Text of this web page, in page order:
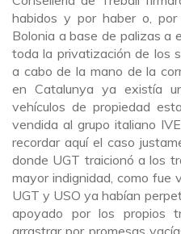
habidos y por haber o, por
Bolonia a base de palizas a
toda la privatización de los
a cabo de la mano de la
en Catalunya ya existía
vehículos de propiedad
vendida al grupo italiano
recordar aquí el caso
donde UGT traicionó a los
mayor indignidad, como fue
UGT y USO ya habían
apoyado por los propios
arrastrar por promesas